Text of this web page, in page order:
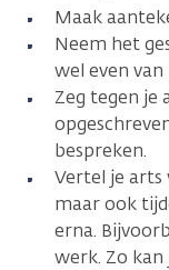
Maak
Neem het
wel even
Zeg tegen je
bespreken.
Vertel je arts
maar ook
erna.
werk. Zo